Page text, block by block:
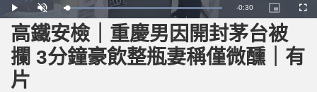
P
l
a
y
U
n
m
u
t
L
o
a
d
e
:
1
0
R
e
m
-0:30
P
i
c
t
u
r
i
F
u
r
高鐵安檢｜重慶男因開封茅台被
攔 3分鐘豪飲整瓶妻稱僅微醺｜有
片